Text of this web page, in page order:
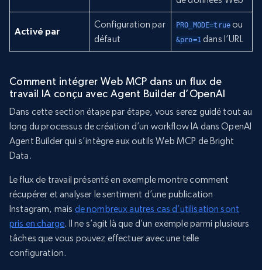
Activé par
Configuration par
défaut
PRO_MODE=true ou
&pro=1dans l’URL
Comment intégrer Web MCP dans un flux de
travail IA conçu avec Agent Builder d’OpenAI
Dans cette section étape par étape, vous serez guidé tout au
long du processus de création d’un workflow IA dans OpenAI
Agent Builder qui s’intègre aux outils Web MCP de Bright
Data.
Le flux de travail présenté en exemple montre comment
récupérer et analyser le sentiment d’une publication
Instagram, mais de nombreux autres cas d’utilisation sont
pris en charge. Il ne s’agit là que d’un exemple parmi plusieurs
tâches que vous pouvez effectuer avec une telle
configuration.